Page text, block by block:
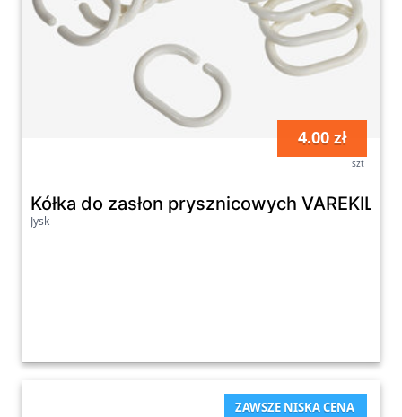
4.00 zł
szt
Kółka do zasłon prysznicowych VAREKIL
Jysk
ZAWSZE NISKA CENA